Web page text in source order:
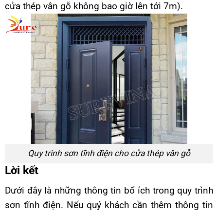
cửa thép vân gỗ không bao giờ lên tới 7m).
Quy trình sơn tĩnh điện cho cửa thép vân gỗ
Lời kết
Dưới đây là những thông tin bổ ích trong quy trình
sơn tĩnh điện. Nếu quý khách cần thêm thông tin